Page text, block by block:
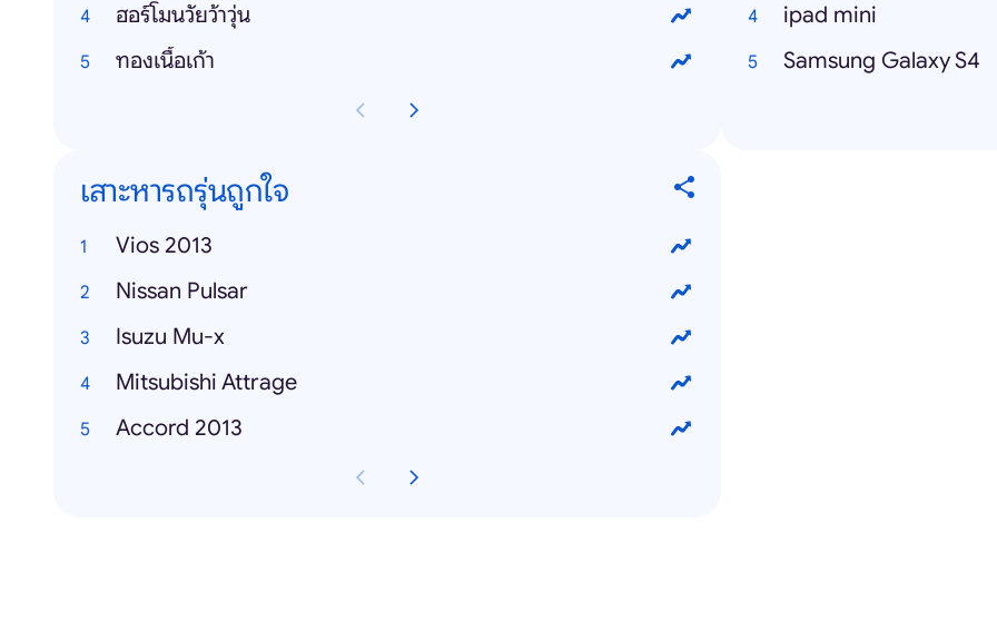
ฮอร์โมนวัยว้าวุ่น
ทองเนื้อเก้า
ipad mini
Samsung Galaxy S4
เสาะหารถรุ่นถูกใจ
Vios 2013
Nissan Pulsar
Isuzu Mu-x
Mitsubishi Attrage
Accord 2013